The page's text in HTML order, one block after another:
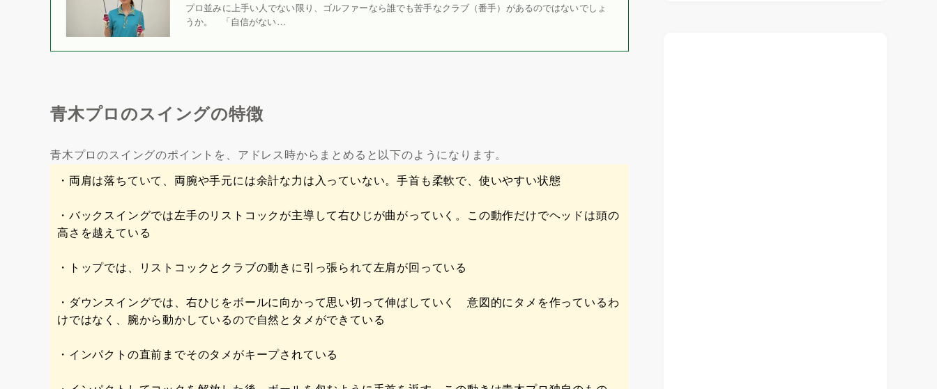
プロ並みに上手い人でない限り、ゴルファーなら誰でも苦手なクラブ（番手）があるのではないでしょ
うか。 「自信がない…
青木プロのスイングの特徴
青木プロのスイングのポイントを、アドレス時からまとめると以下のようになります。
・両肩は落ちていて、両腕や手元には余計な力は入っていない。手首も柔軟で、使いやすい状態
・バックスイングでは左手のリストコックが主導して右ひじが曲がっていく。この動作だけでヘッドは頭の
高さを越えている
・トップでは、リストコックとクラブの動きに引っ張られて左肩が回っている
・ダウンスイングでは、右ひじをボールに向かって思い切って伸ばしていく 意図的にタメを作っているわ
けではなく、腕から動かしているので自然とタメができている
・インパクトの直前までそのタメがキープされている